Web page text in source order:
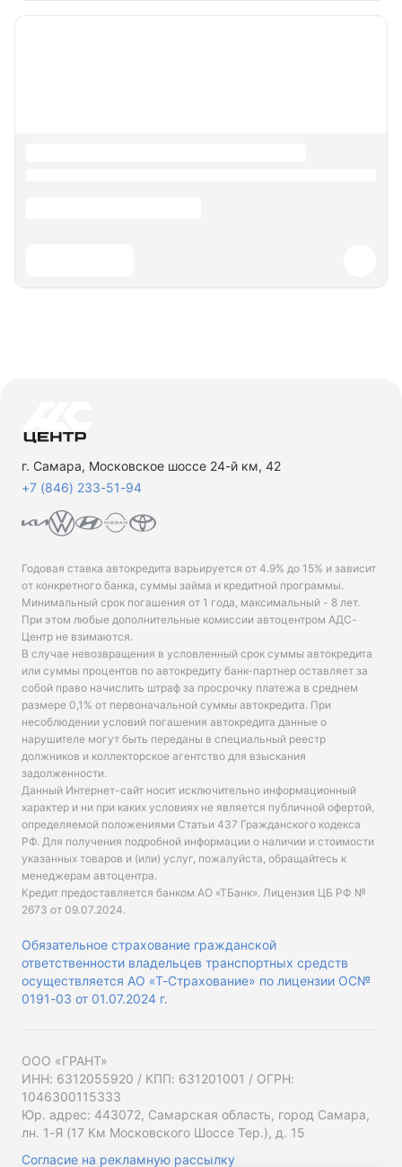
г. Самара, Московское шоссе 24-й км, 42
+7 (846) 233-51-94
Годовая ставка автокредита варьируется от 4.9% до 15% и зависит
от конкретного банка, суммы займа и кредитной программы.
Минимальный срок погашения от 1 года, максимальный - 8 лет.
При этом любые дополнительные комиссии автоцентром АДС-
Центр не взимаются.
В случае невозвращения в условленный срок суммы автокредита
или суммы процентов по автокредиту банк-партнер оставляет за
собой право начислить штраф за просрочку платежа в среднем
размере 0,1% от первоначальной суммы автокредита. При
несоблюдении условий погашения автокредита данные о
нарушителе могут быть переданы в специальный реестр
должников и коллекторское агентство для взыскания
задолженности.
Данный Интернет-сайт носит исключительно информационный
характер и ни при каких условиях не является публичной офертой,
определяемой положениями Статьи 437 Гражданского кодекса
РФ. Для получения подробной информации о наличии и стоимости
указанных товаров и (или) услуг, пожалуйста, обращайтесь к
менеджерам автоцентра.
Кредит предоставляется банком АО «ТБанк». Лицензия ЦБ РФ №
2673 от 09.07.2024.
Обязательное страхование гражданской
ответственности владельцев транспортных средств
осуществляется АО «Т-Страхование» по лицензии ОС№
0191-03 от 01.07.2024 г.
ООО «ГРАНТ»
ИНН: 6312055920 / КПП: 631201001 / ОГРН:
1046300115333
Юр. адрес: 443072, Самарская область, город Самара,
лн. 1-Я (17 Км Московского Шоссе Тер.), д. 15
Согласие на рекламную рассылку